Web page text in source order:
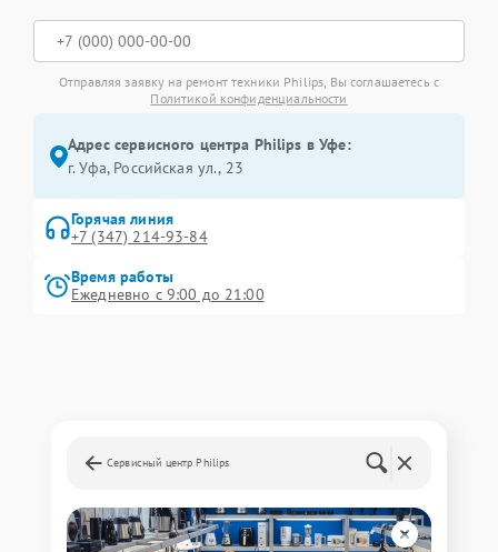
Отправляя заявку на ремонт техники Philips, Вы соглашаетесь с
Политикой конфиденциальности
Адрес сервисного центра Philips в Уфе:
г. Уфа, Российская ул., 23
Горячая линия
+7 (347) 214-93-84
Время работы
Ежедневно с 9:00 до 21:00
Сервисный центр Philips